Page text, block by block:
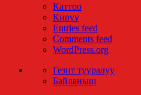
Каттоо
Кирүү
Entries feed
Comments feed
WordPress.org
Гезит тууралуу
Байланыш